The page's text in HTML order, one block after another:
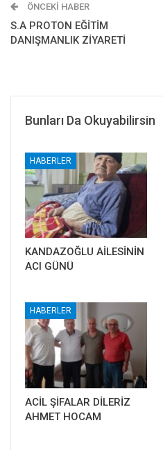
ÖNCEKI HABER
S.A PROTON EĞİTİM
DANIŞMANLIK ZİYARETİ
Bunları Da Okuyabilirsin
HABERLER
KANDAZOĞLU AİLESİNİN
ACI GÜNÜ
HABERLER
ACİL ŞİFALAR DİLERİZ
AHMET HOCAM